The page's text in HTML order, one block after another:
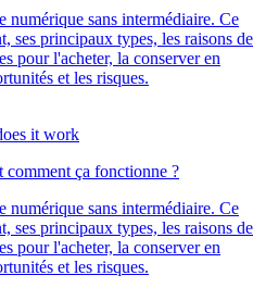
numérique sans intermédiaire. Ce
ses principaux types, les raisons de
pour l'acheter, la conserver en
et les risques.
comment ça fonctionne ?
numérique sans intermédiaire. Ce
ses principaux types, les raisons de
pour l'acheter, la conserver en
et les risques.